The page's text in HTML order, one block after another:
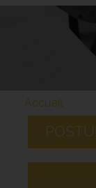
Accueil